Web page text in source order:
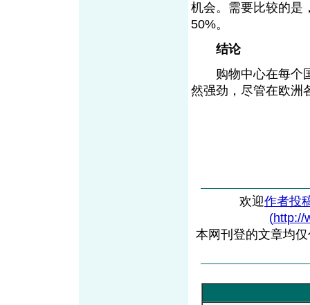
机会。需要比较的是
50%。
结论
购物中心在每个国
然强劲，尽管在欧洲
欢迎作者投
(http://
本网刊登的文章均